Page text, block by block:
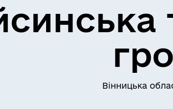
Публічна інформація
Вінницька